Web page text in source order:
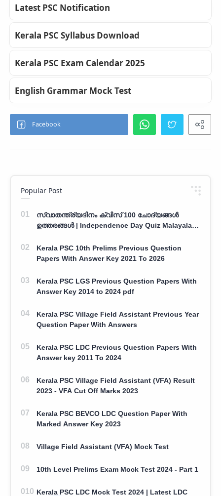
Latest PSC Notification
Kerala PSC Syllabus Download
Kerala PSC Exam Calendar 2025
English Grammar Mock Test
Popular Post
സ്വാതന്ത്ര്യദിനം ക്വിസ് 100 ചോദ്യങ്ങൾ
ഉത്തരങ്ങൾ | Independence Day Quiz Malayalam
Kerala PSC 10th Prelims Previous Question
Papers With Answer Key 2021 To 2026
Kerala PSC LGS Previous Question Papers With
Answer Key 2014 to 2024 pdf
Kerala PSC Village Field Assistant Previous Year
Question Paper With Answers
Kerala PSC LDC Previous Question Papers With
Answer key 2011 To 2024
Kerala PSC Village Field Assistant (VFA) Result
2023 - VFA Cut Off Marks 2023
Kerala PSC BEVCO LDC Question Paper With
Marked Answer Key 2023
Village Field Assistant (VFA) Mock Test
10th Level Prelims Exam Mock Test 2024 - Part 1
Kerala PSC LDC Mock Test 2024 | Latest LDC